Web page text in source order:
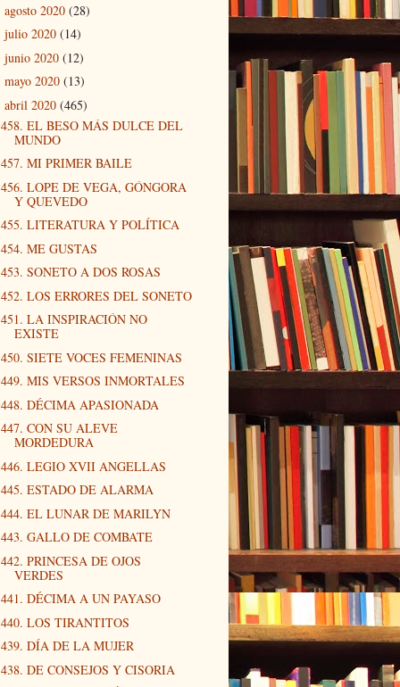
agosto 2020 (28)
julio 2020 (14)
junio 2020 (12)
mayo 2020 (13)
abril 2020 (465)
458. EL BESO MÁS DULCE DEL
MUNDO
457. MI PRIMER BAILE
456. LOPE DE VEGA, GÓNGORA
Y QUEVEDO
455. LITERATURA Y POLÍTICA
454. ME GUSTAS
453. SONETO A DOS ROSAS
452. LOS ERRORES DEL SONETO
451. LA INSPIRACIÓN NO
EXISTE
450. SIETE VOCES FEMENINAS
449. MIS VERSOS INMORTALES
448. DÉCIMA APASIONADA
447. CON SU ALEVE
MORDEDURA
446. LEGIO XVII ANGELLAS
445. ESTADO DE ALARMA
444. EL LUNAR DE MARILYN
443. GALLO DE COMBATE
442. PRINCESA DE OJOS
VERDES
441. DÉCIMA A UN PAYASO
440. LOS TIRANTITOS
439. DÍA DE LA MUJER
438. DE CONSEJOS Y CISORIA